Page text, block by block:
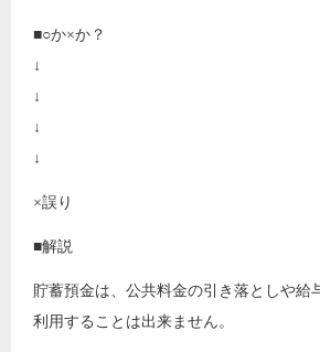
■○か×か？
↓
↓
↓
↓
×誤り
■解説
貯蓄預金は、公共料金の引き落としや給
利用することは出来ません。